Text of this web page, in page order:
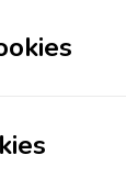
, Deutschland